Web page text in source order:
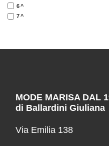
6^
7^
MODE MARISA DAL
di Ballardini Giuliana
Via Emilia 138